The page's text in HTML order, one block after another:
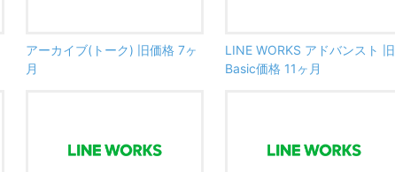
アーカイブ(トーク) 旧価格 7ヶ
月
LINE WORKS アドバンスト 旧
Basic価格 11ヶ月